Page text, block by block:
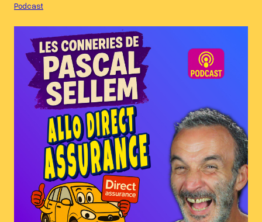
Podcast